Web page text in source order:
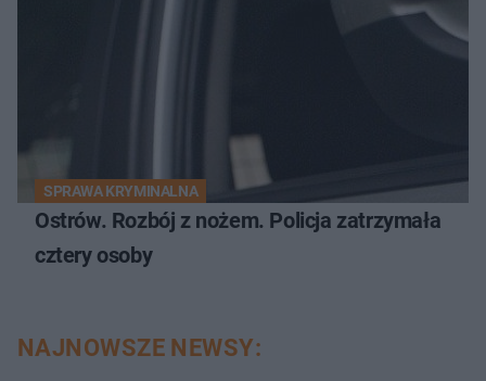
SPRAWA KRYMINALNA
Ostrów. Rozbój z nożem. Policja zatrzymała
cztery osoby
NAJNOWSZE NEWSY: